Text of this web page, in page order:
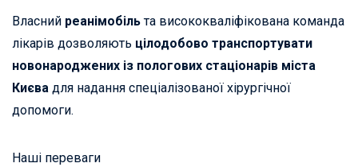
Власний реанімобільта висококваліфікована команда
лікарів дозволяють цілодобово транспортувати
новонароджених із пологових стаціонарів міста
Києва для надання спеціалізованої хірургічної
допомоги.
Наші переваги